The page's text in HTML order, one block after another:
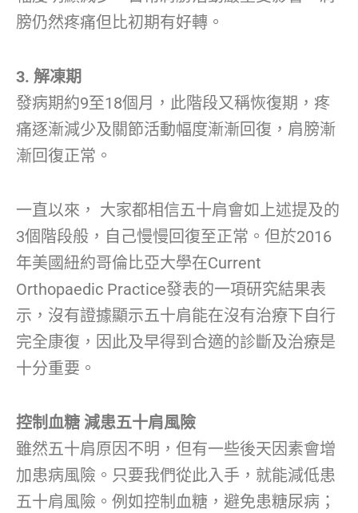
膀仍然疼痛但比初期有好轉。
3. 解凍期
發病期約9至18個月，此階段又稱恢復期，疼
痛逐漸減少及關節活動幅度漸漸回復，肩膀漸
漸回復正常。
一直以來， 大家都相信五十肩會如上述提及的
3個階段般，自己慢慢回復至正常。但於2016
年美國紐約哥倫比亞大學在Current
Orthopaedic Practice發表的一項研究結果表
示，沒有證據顯示五十肩能在沒有治療下自行
完全康復，因此及早得到合適的診斷及治療是
十分重要。
控制血糖 減患五十肩風險
雖然五十肩原因不明，但有一些後天因素會增
加患病風險。只要我們從此入手，就能減低患
五十肩風險。例如控制血糖，避免患糖尿病；